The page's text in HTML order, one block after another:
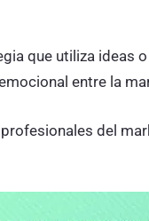
que utiliza ideas
entre la
del